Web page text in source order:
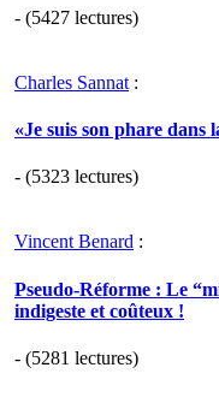
- (5427 lectures)
Charles Sannat :
«Je suis son phare dans
- (5323 lectures)
Vincent Benard :
Pseudo-Réforme : Le
indigeste et coûteux !
- (5281 lectures)